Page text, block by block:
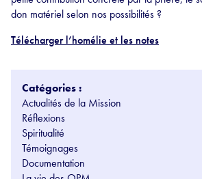
don matériel selon nos possibilités ?
Télécharger l’homélie et les notes
Catégories :
Actualités de la Mission
Réflexions
Spiritualité
Témoignages
Documentation